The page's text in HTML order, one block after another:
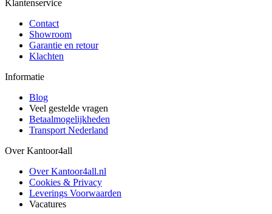
Klantenservice
Contact
Showroom
Garantie en retour
Klachten
Informatie
Blog
Veel gestelde vragen
Betaalmogelijkheden
Transport Nederland
Over Kantoor4all
Over Kantoor4all.nl
Cookies & Privacy
Leverings Voorwaarden
Vacatures